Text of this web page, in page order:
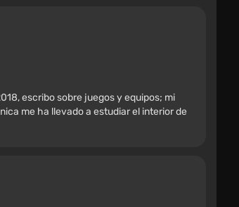
escribo sobre juegos y equipos; mi
me ha llevado a estudiar el interior de